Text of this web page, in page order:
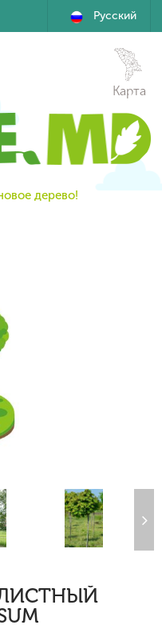
Русский
дерево!
Карта